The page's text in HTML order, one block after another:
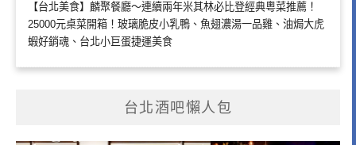
【台北美食】麟聚餐廳～連續兩年米其林必比登經典粵菜推薦！
25000元桌菜開箱！玻璃脆皮小乳鴨、魚翅濃湯一品雞、油焗大虎
蝦好銷魂、台北小巨蛋捷運美食
台北酒吧懶人包